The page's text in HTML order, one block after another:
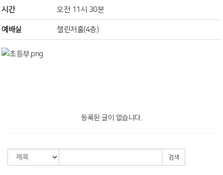
시간 오전 11시 30분
예배실 챌린저홀(4층)
등록된 글이 없습니다.
검색